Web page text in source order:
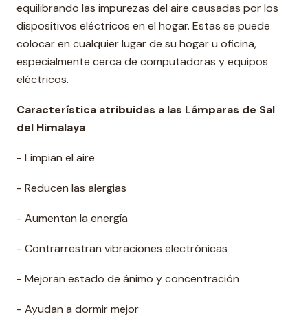
equilibrando las impurezas del aire causadas por los
dispositivos eléctricos en el hogar. Estas se puede
colocar en cualquier lugar de su hogar u oficina,
especialmente cerca de computadoras y equipos
eléctricos.
Característica atribuidas a las Lámparas de Sal
del Himalaya
- Limpian el aire
- Reducen las alergias
- Aumentan la energía
- Contrarrestran vibraciones electrónicas
- Mejoran estado de ánimo y concentración
- Ayudan a dormir mejor